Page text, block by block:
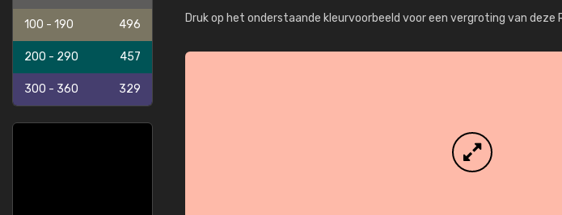
100 - 190 496
200 - 290 457
300 - 360 329
Druk op het onderstaande kleurvoorbeeld voor een vergroting van deze